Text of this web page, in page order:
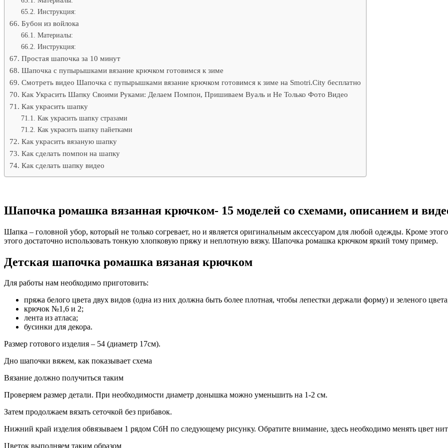
Инструкция:
Бубон из войлока
Материалы:
Инструкция:
Простая шапочка за 10 минут
Шапочка с пупырышками вязание крючком готовимся к зиме
Смотреть видео Шапочка с пупырышками вязание крючком готовимся к зиме на Smotri.City бесплатно
Как Украсить Шапку Своими Руками: Делаем Помпон, Пришиваем Вуаль и Не Только Фото Видео
Как украсить шапку
Как украсить шапку стразами
Как украсить шапку пайетками
Как украсить вязаную шапку
Как сделать помпон на шапку
Как сделать шапку видео
Шапочка ромашка вязанная крючком- 15 моделей со схемами, описанием и
Шапка – головной убор, который не только согревает, но и является оригинальным аксессуаром для любой одежды. Кроме
этого достаточно использовать тонкую хлопковую пряжу и неплотную вязку. Шапочка ромашка крючком яркий тому пример.
Детская шапочка ромашка вязаная крючком
Для работы нам необходимо приготовить:
пряжа белого цвета двух видов (одна из них должна быть более плотная, чтобы лепестки держали форму) и зеленого
крючок №1,6 и 2;
лента из атласа;
бусинки для декора.
Размер готового изделия – 54 (диаметр 17см).
Дно шапочки вяжем, как показывает схема
Вязание должно получиться таким
Проверяем размер детали. При необходимости диаметр донышка можно уменьшить на 1-2 см.
Затем продолжаем вязать сеточкой без прибавок.
Нижний край изделия обвязываем 1 рядом СбН по следующему рисунку. Обратите внимание, здесь необходимо менять цвет
Цветок выполняем таким образом